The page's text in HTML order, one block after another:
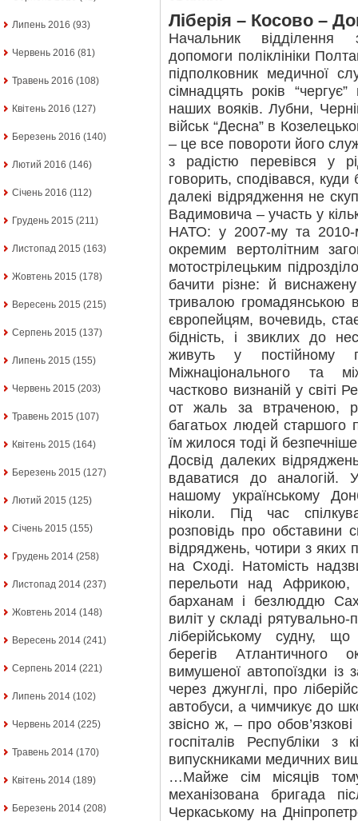
Липень 2016 (93)
Червень 2016 (81)
Травень 2016 (108)
Квітень 2016 (127)
Березень 2016 (140)
Лютий 2016 (146)
Січень 2016 (112)
Грудень 2015 (211)
Листопад 2015 (163)
Жовтень 2015 (178)
Вересень 2015 (215)
Серпень 2015 (137)
Липень 2015 (155)
Червень 2015 (203)
Травень 2015 (107)
Квітень 2015 (164)
Березень 2015 (127)
Лютий 2015 (125)
Січень 2015 (155)
Грудень 2014 (258)
Листопад 2014 (237)
Жовтень 2014 (148)
Вересень 2014 (241)
Серпень 2014 (221)
Липень 2014 (102)
Червень 2014 (225)
Травень 2014 (170)
Квітень 2014 (189)
Березень 2014 (208)
Ліберія – Косово –
Начальник відділення
допомоги поліклініки
підполковник медичної
сімнадцять років
наших вояків. Лубни,
військ “Десна” в
– це все повороти його
з радістю перевівся у
говорить, сподівався,
далекі відрядження не
Вадимовича – участь у
НАТО: у 2007-му та 2010-
окремим вертолітним
мотострілецьким
бачити різне: й
тривалою громадянською
європейцям, вочевидь,
бідність, і звиклих до
живуть у постійному
Міжнаціонального та
частково визнаній у світі
от жаль за втраченою,
багатьох людей старшого
їм жилося тоді й
Досвід далеких
вдаватися до аналогій.
нашому українському
ніколи. Під час
розповідь про обставини
відряджень, чотири з яких
на Сході. Натомість
перельоти над
барханам і безлюддю
виліт у складі
ліберійському судну,
берегів Атлантичного
вимушеної автопоїздки із
через джунглі, про
автобуси, а чимчикує до
звісно ж, – про
госпіталів Республіки з
випускниками медичних
…Майже сім місяців
механізована бригада
Черкаському на